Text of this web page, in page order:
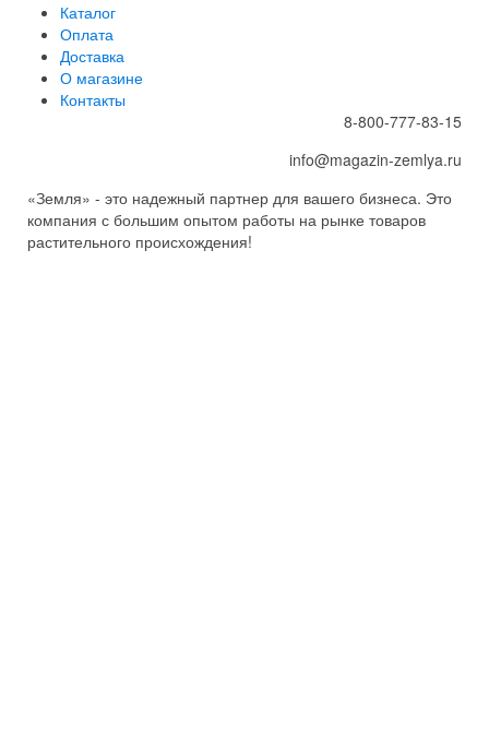
Каталог
Оплата
Доставка
О магазине
Контакты
8-800-777-83-15
info@magazin-zemlya.ru
«Земля» - это надежный партнер для вашего бизнеса. Это
компания с большим опытом работы на рынке товаров
растительного происхождения!